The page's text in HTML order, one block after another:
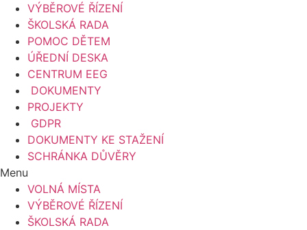
VÝBĚROVÉ ŘÍZENÍ
ŠKOLSKÁ RADA
POMOC DĚTEM
ÚŘEDNÍ DESKA
CENTRUM EEG
DOKUMENTY
PROJEKTY
GDPR
DOKUMENTY KE STAŽENÍ
SCHRÁNKA DŮVĚRY
Menu
VOLNÁ MÍSTA
VÝBĚROVÉ ŘÍZENÍ
ŠKOLSKÁ RADA